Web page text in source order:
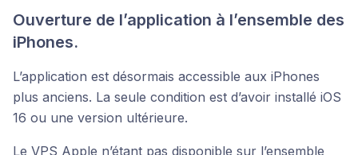
Ouverture de l’application à l’ensemble des
iPhones.
L’application est désormais accessible aux iPhones
plus anciens. La seule condition est d’avoir installé iOS
16 ou une version ultérieure.
Le VPS Apple n’étant pas disponible sur l’ensemble